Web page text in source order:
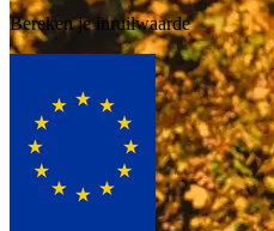
Bereken je inruilwaarde